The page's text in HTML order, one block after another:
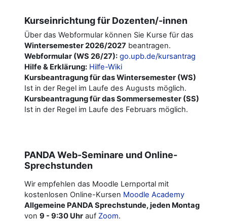
Kurseinrichtung für Dozenten/-innen
Über das Webformular können Sie Kurse für das
Wintersemester 2026/2027 beantragen.
Webformular (WS 26/27): go.upb.de/kursantrag
Hilfe & Erklärung: Hilfe-Wiki
Kursbeantragung für das Wintersemester (WS)
Ist in der Regel im Laufe des Augusts möglich.
Kursbeantragung für das Sommersemester (SS)
Ist in der Regel im Laufe des Februars möglich.
PANDA Web-Seminare und Online-
Sprechstunden
Wir empfehlen das Moodle Lernportal mit
kostenlosen Online-Kursen Moodle Academy
Allgemeine PANDA Sprechstunde, jeden Montag
von 9 - 9:30 Uhr auf Zoom.